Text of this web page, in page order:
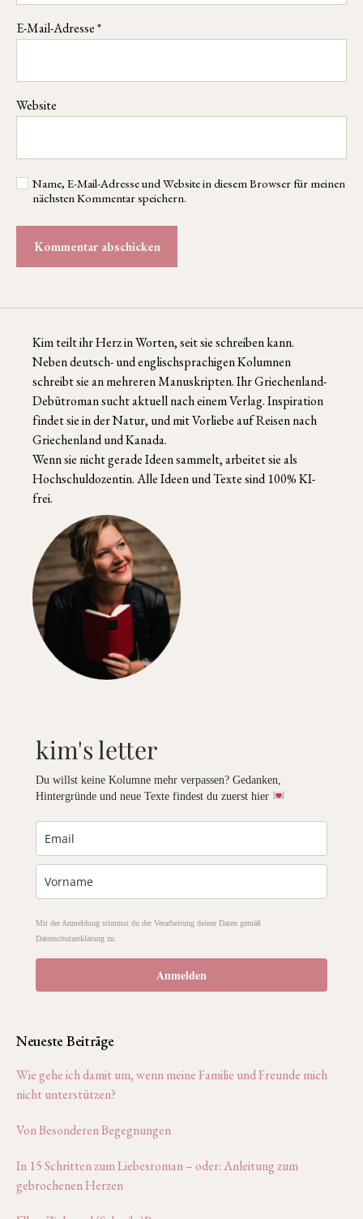
E-Mail-Adresse*
Website
Name, E-Mail-Adresse und Website in diesem Browser für meinen
nächsten Kommentar speichern.
Kim teilt ihr Herz in Worten, seit sie schreiben kann.
Neben deutsch- und englischsprachigen Kolumnen
schreibt sie an mehreren Manuskripten. Ihr Griechenland-
Debütroman sucht aktuell nach einem Verlag. Inspiration
findet sie in der Natur, und mit Vorliebe auf Reisen nach
Griechenland und Kanada.
Wenn sie nicht gerade Ideen sammelt, arbeitet sie als
Hochschuldozentin. Alle Ideen und Texte sind 100% KI-
frei.
kim's letter
Du willst keine Kolumne mehr verpassen? Gedanken,
Hintergründe und neue Texte findest du zuerst hier
Mit der Anmeldung stimmst du der Verarbeitung deiner Daten gemäß
Datenschutzerklärung zu.
Anmelden
Neueste Beiträge
Wie gehe ich damit um, wenn meine Familie und Freunde mich
nicht unterstützen?
Von Besonderen Begegnungen
In 15 Schritten zum Liebesroman – oder: Anleitung zum
gebrochenen Herzen